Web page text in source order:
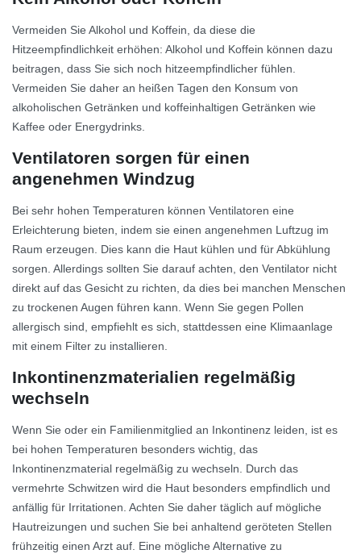
Vermeiden Sie Alkohol und Koffein, da diese die
Hitzeempfindlichkeit erhöhen: Alkohol und Koffein können dazu
beitragen, dass Sie sich noch hitzeempfindlicher fühlen.
Vermeiden Sie daher an heißen Tagen den Konsum von
alkoholischen Getränken und koffeinhaltigen Getränken wie
Kaffee oder Energydrinks.
Ventilatoren sorgen für einen
angenehmen Windzug
Bei sehr hohen Temperaturen können Ventilatoren eine
Erleichterung bieten, indem sie einen angenehmen Luftzug im
Raum erzeugen. Dies kann die Haut kühlen und für Abkühlung
sorgen. Allerdings sollten Sie darauf achten, den Ventilator nicht
direkt auf das Gesicht zu richten, da dies bei manchen Menschen
zu trockenen Augen führen kann. Wenn Sie gegen Pollen
allergisch sind, empfiehlt es sich, stattdessen eine Klimaanlage
mit einem Filter zu installieren.
Inkontinenzmaterialien regelmäßig
wechseln
Wenn Sie oder ein Familienmitglied an Inkontinenz leiden, ist es
bei hohen Temperaturen besonders wichtig, das
Inkontinenzmaterial regelmäßig zu wechseln. Durch das
vermehrte Schwitzen wird die Haut besonders empfindlich und
anfällig für Irritationen. Achten Sie daher täglich auf mögliche
Hautreizungen und suchen Sie bei anhaltend geröteten Stellen
frühzeitig einen Arzt auf. Eine mögliche Alternative zu